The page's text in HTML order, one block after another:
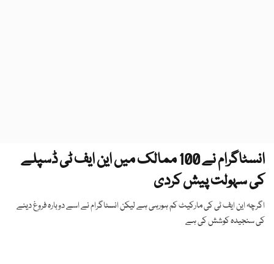
انسٹاگرام نے 100 ممالک میں این ایف ٹی ڈسپلے
کی سہولت پیش کردی
اگرچہ این ایف ٹی کی مارکیٹ کم ہورہی ہے لیکن انسٹاگرام نے اسے دوبارہ فروغ دینے
کی سنجیدہ کوشش کی ہے